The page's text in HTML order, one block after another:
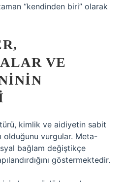
“kendinden biri” olarak
VE
kimlik ve aidiyetin sabit
olduğunu vurgular. Meta-
bağlam değiştikçe
göstermektedir.